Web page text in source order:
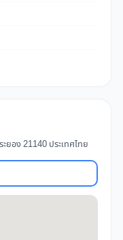
ยอง 21140 ประเทศไทย